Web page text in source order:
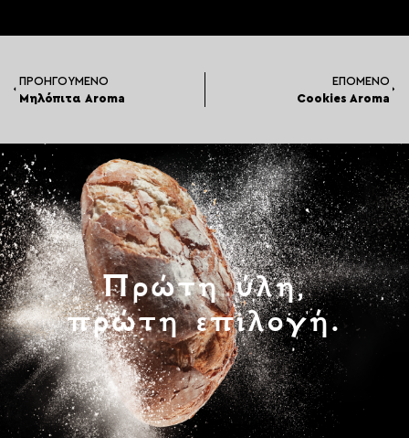
ΠΡΟΗΓΟΎΜΕΝΟ
Μηλόπιτα Aroma
ΕΠΌΜΕΝΟ
Cookies Aroma
Πρώτη ύλη,
πρώτη επιλογή.